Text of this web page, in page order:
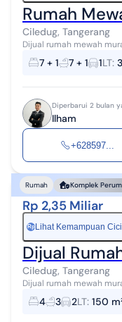
Rumah
Ciledug, Tangerang
Dijual rumah mewah murah Alamat komplek karang tengah
Tangerang Spesifikasi: - Shm - LT : 344 m² - LB : 350 m² - KT : 7+1 -
KM 7+1 - La...
7 + 1 7 + 1 1LT:
Diperbarui 2 bulan
Ilham
+628597...
Rumah Komplek
Rp 2,35 Miliar
Rp Lihat Kemampuan
Dijual
Ciledug, Tangerang
Dijual rumah mewah
,securty 24 jam ,bebas
halte busway Cile...
4 3 2LT: 150